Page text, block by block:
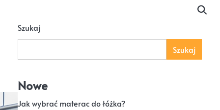
Szukaj
Szukaj
Nowe
Jak wybrać materac do łóżka?